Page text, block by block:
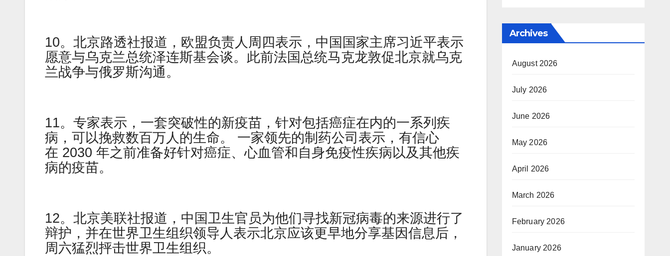
10。北京路透社报道，欧盟负责人周四表示，中国国家主席习近平表示
愿意与乌克兰总统泽连斯基会谈。此前法国总统马克龙敦促北京就乌克
兰战争与俄罗斯沟通。
11。专家表示，一套突破性的新疫苗，针对包括癌症在内的一系列疾
病，可以挽救数百万人的生命。 一家领先的制药公司表示，有信心
在 2030 年之前准备好针对癌症、心血管和自身免疫性疾病以及其他疾
病的疫苗。
12。北京美联社报道，中国卫生官员为他们寻找新冠病毒的来源进行了
辩护，并在世界卫生组织领导人表示北京应该更早地分享基因信息后，
周六猛烈抨击世界卫生组织。
Archives
August 2026
July 2026
June 2026
May 2026
April 2026
March 2026
February 2026
January 2026